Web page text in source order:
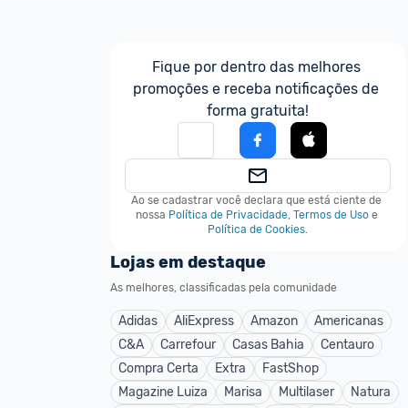
Fique por dentro das melhores
promoções e receba notificações de
forma gratuita!
Ao se cadastrar você declara que está ciente de
nossa Política de Privacidade, Termos de Uso e
Política de Cookies.
Lojas em destaque
As melhores, classificadas pela comunidade
Adidas AliExpress Amazon
Americanas
C&A
Carrefour Casas Bahia
Centauro
Compra Certa
Extra
FastShop
Magazine Luiza
Marisa Multilaser
Natura